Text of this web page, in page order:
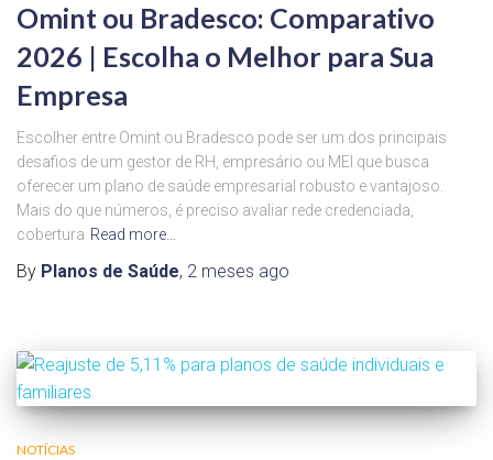
Omint ou Bradesco: Comparativo
2026 | Escolha o Melhor para Sua
Empresa
Escolher entre Omint ou Bradesco pode ser um dos principais
desafios de um gestor de RH, empresário ou MEI que busca
oferecer um plano de saúde empresarial robusto e vantajoso.
Mais do que números, é preciso avaliar rede credenciada,
cobertura Read more…
By Planos de Saúde, 2 meses ago
NOTÍCIAS